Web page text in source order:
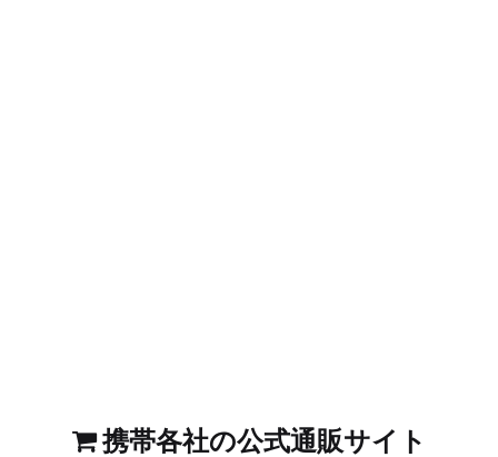
携帯各社の公式通販サイト